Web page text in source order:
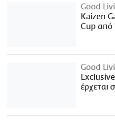
Good
Kaizen
Cup από
Good
έρχεται